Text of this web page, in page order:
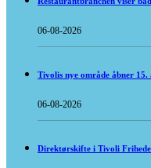
06-08-2026
Tivolis nye område åbner
06-08-2026
Direktørskifte i Tivoli